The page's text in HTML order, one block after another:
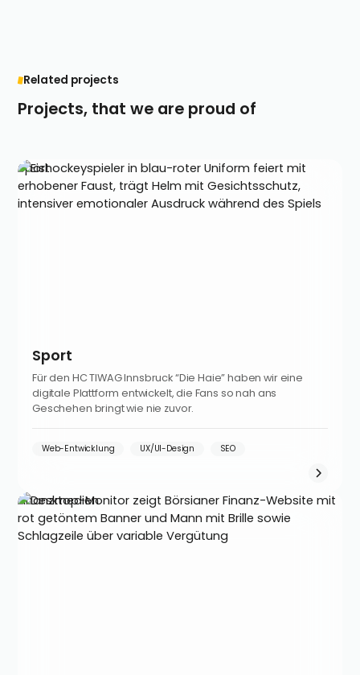
Related projects
Projects, that we are proud of
Sport
Sport
Für den HC TIWAG Innsbruck “Die Haie” haben wir eine
digitale Plattform entwickelt, die Fans so nah ans
Geschehen bringt wie nie zuvor.
Web-Entwicklung UX/UI-Design SEO
Finanzmedien